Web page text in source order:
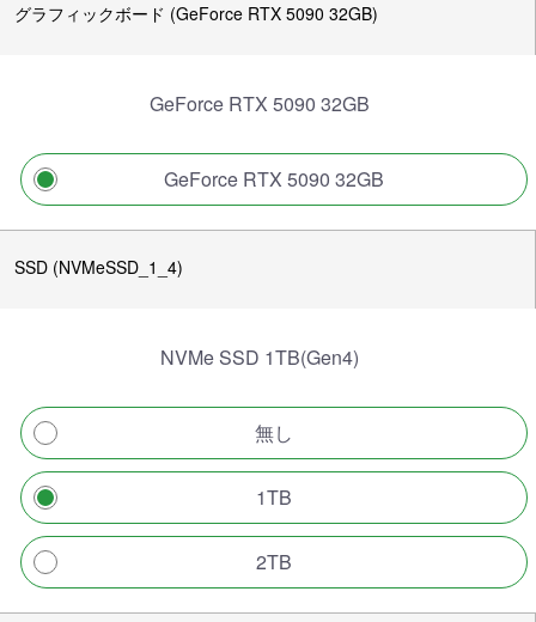
グラフィックボード (GeForce RTX 5090 32GB)
GeForce RTX 5090 32GB
GeForce RTX 5090 32GB
SSD (NVMeSSD_1_4)
NVMe SSD 1TB(Gen4)
無し
1TB
2TB